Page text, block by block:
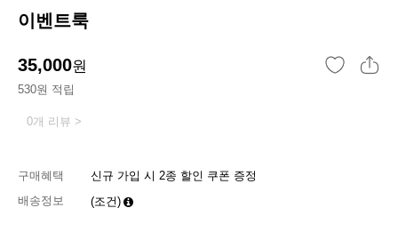
이벤트룩
35,000원
530원 적립
0개 리뷰 >
구매혜택
신규 가입 시 2종 할인 쿠폰 증정
배송정보
(조건)